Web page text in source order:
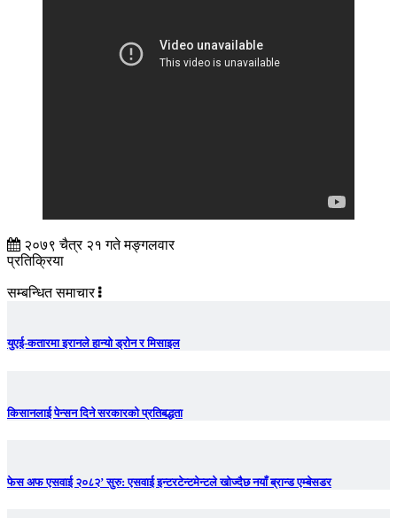
२०७९ चैत्र २१ गते मङ्गलवार
प्रतिक्रिया
सम्बन्धित समाचार
युएई-कतारमा इरानले हान्यो ड्रोन र मिसाइल
किसानलाई पेन्सन दिने सरकारको प्रतिबद्धता
फेस अफ एसवाई २०८२’ सुरु: एसवाई इन्टरटेन्टमेन्टले खोज्दैछ नयाँ ब्रान्ड एम्बेसडर